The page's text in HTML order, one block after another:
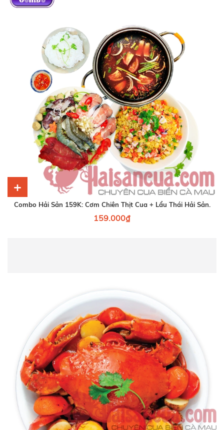
+
Combo Hải Sản 159K: Cơm Chiên Thịt Cua + Lẩu Thái Hải Sản.
159.000₫